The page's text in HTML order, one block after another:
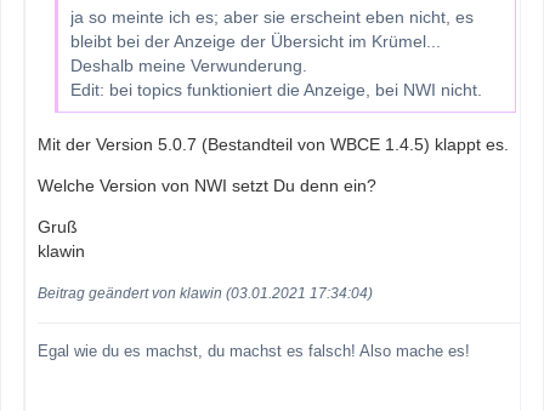
ja so meinte ich es; aber sie erscheint eben nicht, es
bleibt bei der Anzeige der Übersicht im Krümel...
Deshalb meine Verwunderung.
Edit: bei topics funktioniert die Anzeige, bei NWI nicht.
Mit der Version 5.0.7 (Bestandteil von WBCE 1.4.5) klappt es.
Welche Version von NWI setzt Du denn ein?
Gruß
klawin
Beitrag geändert von klawin (03.01.2021 17:34:04)
Egal wie du es machst, du machst es falsch! Also mache es!